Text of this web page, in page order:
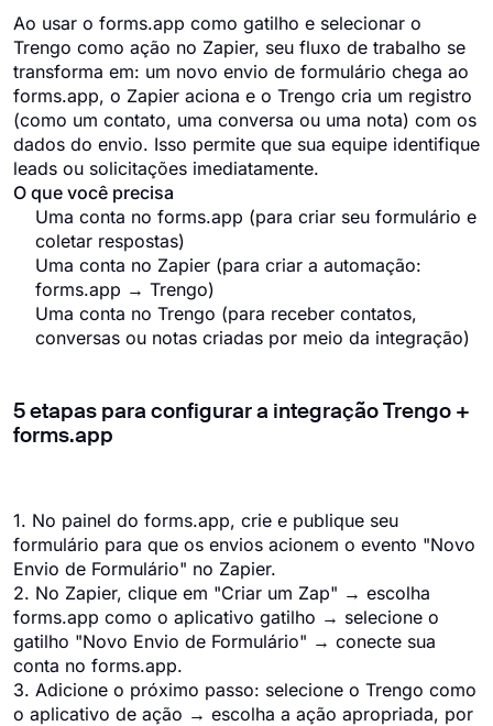
Ao usar o forms.app como gatilho e selecionar o
Trengo como ação no Zapier, seu fluxo de trabalho se
transforma em: um novo envio de formulário chega ao
forms.app, o Zapier aciona e o Trengo cria um registro
(como um contato, uma conversa ou uma nota) com os
dados do envio. Isso permite que sua equipe identifique
leads ou solicitações imediatamente.
O que você precisa
Uma conta no forms.app (para criar seu formulário e
coletar respostas)
Uma conta no Zapier (para criar a automação:
forms.app → Trengo)
Uma conta no Trengo (para receber contatos,
conversas ou notas criadas por meio da integração)
5 etapas para configurar a integração Trengo +
forms.app
1. No painel do forms.app, crie e publique seu
formulário para que os envios acionem o evento "Novo
Envio de Formulário" no Zapier.
2. No Zapier, clique em "Criar um Zap" → escolha
forms.app como o aplicativo gatilho → selecione o
gatilho "Novo Envio de Formulário" → conecte sua
conta no forms.app.
3. Adicione o próximo passo: selecione o Trengo como
o aplicativo de ação → escolha a ação apropriada, por